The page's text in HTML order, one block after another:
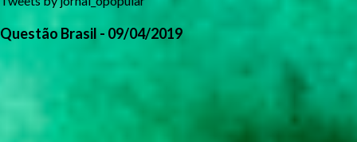
Questão Brasil - 09/04/2019